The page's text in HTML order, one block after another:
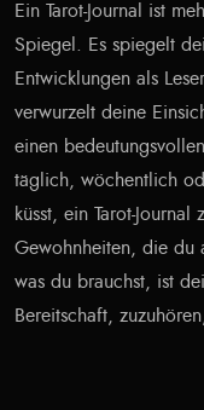
Ein Tarot-Journal ist
Spiegel. Es spiegelt
Entwicklungen als
verwurzelt deine
einen
täglich, wöchentlich
küsst, ein Tarot-
Gewohnheiten, die du
was du brauchst, ist
Bereitschaft,